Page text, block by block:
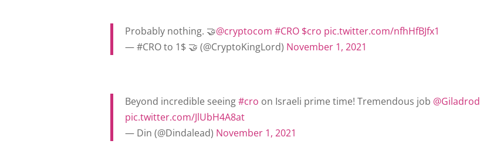
Probably nothing. 🤝@cryptocom #CRO $cro pic.twitter.com/nfhHfBJfx1
— #CRO to 1$ 🤝 (@CryptoKingLord) November 1, 2021
Beyond incredible seeing#cro on Israeli prime time! Tremendous job @Giladrod
pic.twitter.com/JlUbH4A8at
— Din (@Dindalead) November 1, 2021